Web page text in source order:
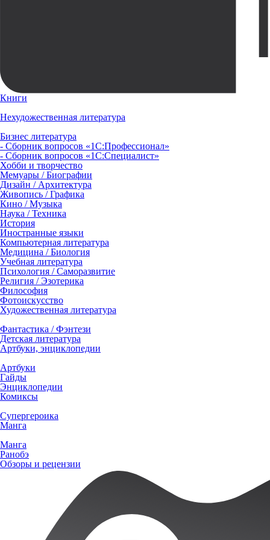
Книги
Нехудожественная литература
Бизнес литература
- Сборник вопросов «1С:Профессионал»
- Сборник вопросов «1С:Специалист»
Хобби и творчество
Мемуары / Биографии
Дизайн / Архитектура
Живопись / Графика
Кино / Музыка
Наука / Техника
История
Иностранные языки
Компьютерная литература
Медицина / Биология
Учебная литература
Психология / Саморазвитие
Религия / Эзотерика
Философия
Фотоискусство
Художественная литература
Фантастика / Фэнтези
Детская литература
Артбуки, энциклопедии
Артбуки
Гайды
Энциклопедии
Комиксы
Супергероика
Манга
Манга
Ранобэ
Обзоры и рецензии